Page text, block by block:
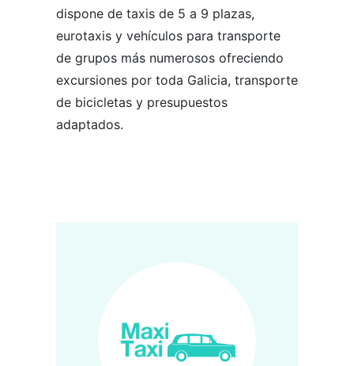
dispone de taxis de 5 a 9 plazas,
eurotaxis y vehículos para transporte
de grupos más numerosos ofreciendo
excursiones por toda Galicia, transporte
de bicicletas y presupuestos
adaptados.